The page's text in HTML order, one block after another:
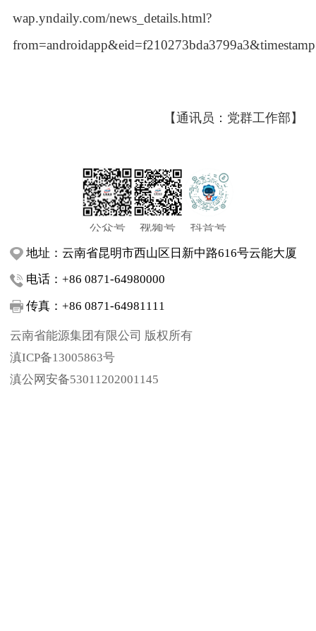
wap.yndaily.com/news_details.html?
【通讯员：党群工作部】
公众号 视频号
抖音号
地址：云南省昆明市西山区日新中路616号云能大厦
电话：+86 0871-64980000
传真：+86 0871-64981111
云南省能源集团有限公司 版权所有
滇ICP备13005863号
滇公网安备53011202001145